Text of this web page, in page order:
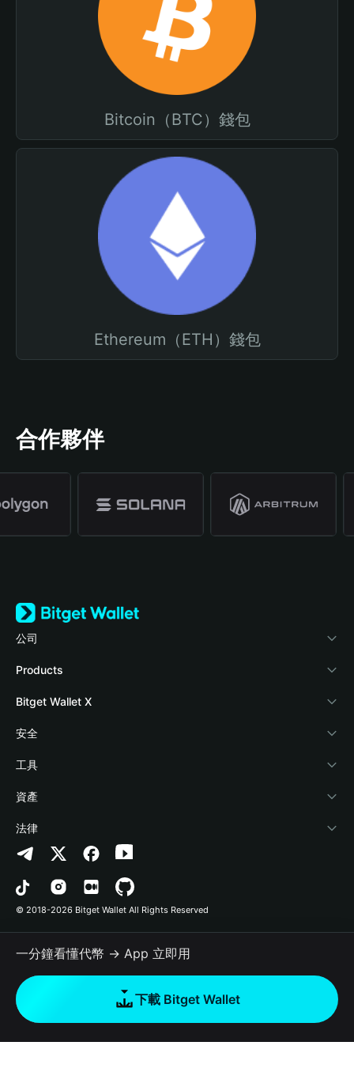
Bitcoin（BTC）錢包
Ethereum（ETH）錢包
合作夥伴
公司
關於 Bitget Wallet
部落格
學院
加密資訊
幫助中心
‌聯繫我們
品牌資源
工作機會
Products
Crypto Card
Stablecoin Earn
Payfi Crypto
Crypto Swap API
Altcoin Season Index
Prediction Markets
DApp
RWA
如何購買加密貨幣
Bitget Wallet X
開發者文件
連接錢包
Bitget Wallet Pay
合作上架
安全
風險保障基金
安全防護技術
工具
快捷買幣
授權檢測
合約檢測
批次轉帳
資產
Arbitrum
Avalanche
Bitcoin
Polygon
法律
隱私協議
用戶使用協議
© 2018-2026 Bitget Wallet All Rights Reserved
一分鐘看懂代幣 → App 立即用
下載 Bitget Wallet